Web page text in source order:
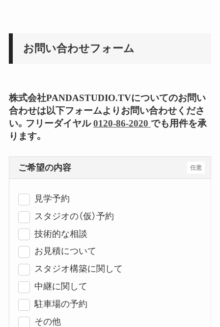
お問い合わせフォーム
株式会社PANDASTUDIO.TVについてのお問い
合わせは以下フォームよりお問い合わせくださ
い。フリーダイヤル0120-86-2020 でも用件を承
ります。
任意
ご希望の内容
見学予約
スタジオの（仮）予約
技術的な相談
お見積について
スタジオ構築に関して
中継に関して
駐車場の予約
その他